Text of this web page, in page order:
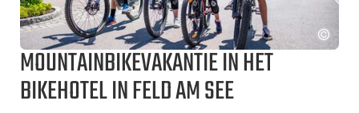
MOUNTAINBIKEVAKANTIE IN HET
BIKEHOTEL IN FELD AM SEE